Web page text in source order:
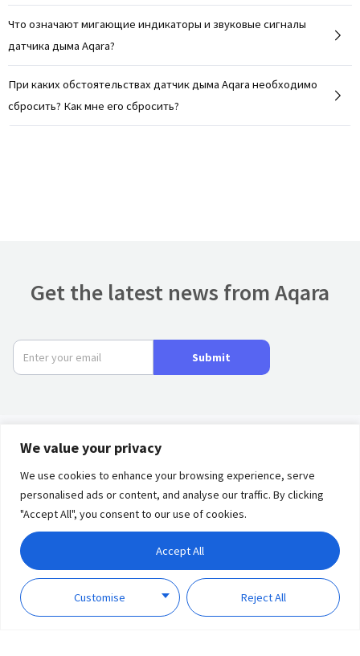
We value your privacy
We use cookies to enhance your browsing experience, serve
personalised ads or content, and analyse our traffic. By clicking
"Accept All", you consent to our use of cookies.
Customise Reject All
Accept All
Что означают мигающие индикаторы и звуковые сигналы
датчика дыма Aqara?
При каких обстоятельствах датчик дыма Aqara необходимо
сбросить? Как мне его сбросить?
Get the latest news from Aqara
Submit
Partners
Discover
Support
Privacy
Policy
Term of
United Technology Co., Ltd.